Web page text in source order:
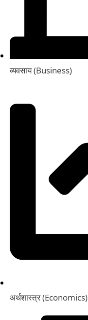
व्यवसाय (Business)
अर्थशास्त्र (Economics)